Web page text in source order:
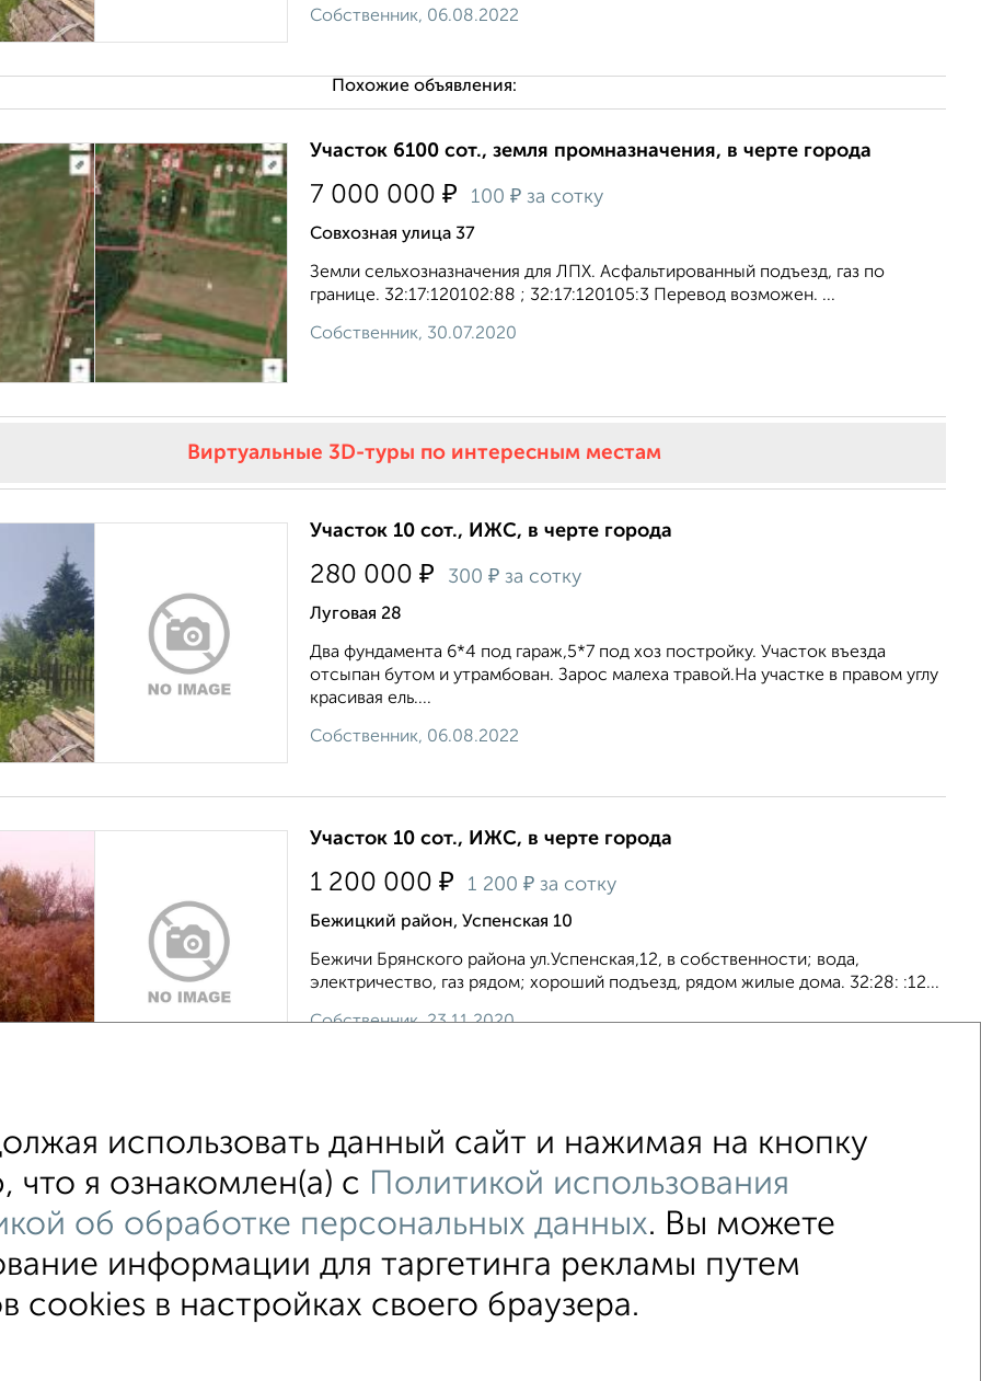
Собственник, 06.08.2022
Похожие объявления:
Участок 6100 сот., земля промназначения, в черте города
7 000 000 ₽ 100 ₽ за сотку
Совхозная улица 37
Земли сельхозназначения для ЛПХ. Асфальтированный подъезд, газ по
границе. 32:17:120102:88 ; 32:17:120105:3 Перевод возможен. ...
Собственник, 30.07.2020
Виртуальные 3D-туры по интересным местам
Участок 10 сот., ИЖС, в черте города
280 000 ₽ 300 ₽ за сотку
Луговая 28
Два фундамента 6*4 под гараж,5*7 под хоз постройку. Участок въезда
отсыпан бутом и утрамбован. Зарос малеха травой.На участке в правом углу
красивая ель....
Собственник, 06.08.2022
Участок 10 сот., ИЖС, в черте города
1 200 000 ₽ 1 200 ₽ за сотку
Бежицкий район, Успенская 10
Бежичи Брянского района ул.Успенская,12, в собственности; вода,
электричество, газ рядом; хороший подъезд, рядом жилые дома. 32:28: :12...
Собственник, 23.11.2020
↑ НАВЕРХ К МЕНЮ
использовать данный сайт и нажимая на кнопку
я ознакомлен(а) с Политикой использования
об обработке персональных данных. Вы можете
информации для таргетинга рекламы путем
cookies в настройках своего браузера.